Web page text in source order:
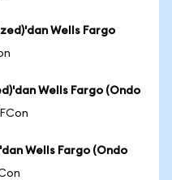
Wells Fargo
Wells Fargo (Ondo
Wells Fargo (Ondo